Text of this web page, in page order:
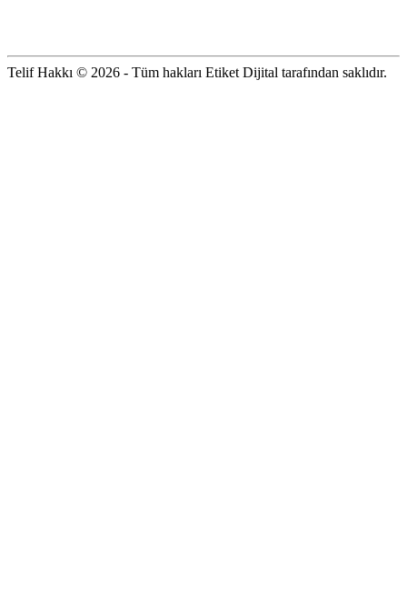
Telif Hakkı © 2026 - Tüm hakları Etiket Dijital tarafından saklıdır.